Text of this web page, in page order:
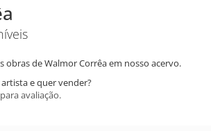
de Walmor Corrêa em nosso acervo.
e quer vender?
avaliação.